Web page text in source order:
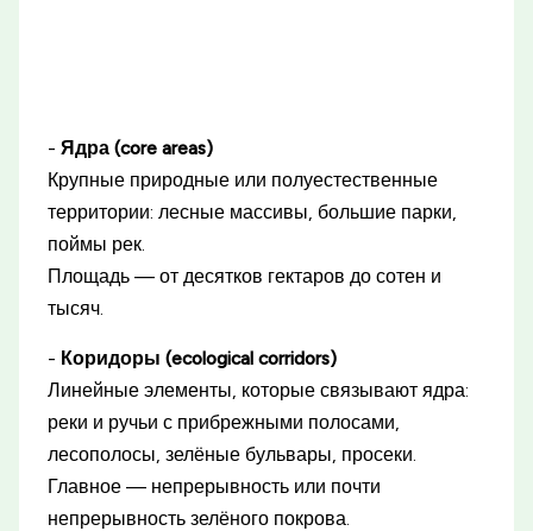
-Ядра (core areas)
Крупные природные или полуестественные
территории: лесные массивы, большие парки,
поймы рек.
Площадь — от десятков гектаров до сотен и
тысяч.
- Коридоры (ecological corridors)
Линейные элементы, которые связывают ядра:
реки и ручьи с прибрежными полосами,
лесополосы, зелёные бульвары, просеки.
Главное — непрерывность или почти
непрерывность зелёного покрова.